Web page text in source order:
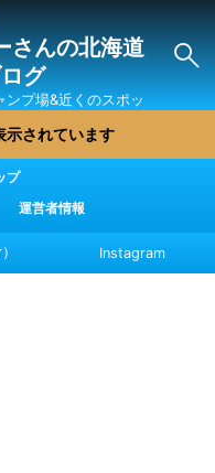
さんの北海道
グ
プ場&近くのスポッ
を紹介
示されています
プ
運営者情報
Instagram